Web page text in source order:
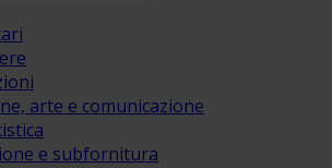
arte e comunicazione
e subfornitura